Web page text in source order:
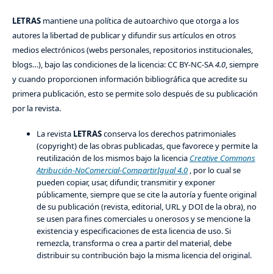
LETRASmantiene una política de autoarchivo que otorga a los
autores la libertad de publicar y difundir sus artículos en otros
medios electrónicos (webs personales, repositorios institucionales,
blogs…), bajo las condiciones de la licencia: CC BY-NC-SA4.0, siempre
y cuando proporcionen información bibliográfica que acredite su
primera publicación, esto se permite solo después de su publicación
por la revista.
La revista LETRASconserva los derechos patrimoniales
(copyright) de las obras publicadas, que favorece y permite la
reutilización de los mismos bajo la licencia Creative Commons
Atribución-NoComercial-CompartirIgual 4.0, por lo cual se
pueden copiar, usar, difundir, transmitir y exponer
públicamente, siempre que se cite la autoría y fuente original
de su publicación (revista, editorial, URL y DOI de la obra), no
se usen para fines comerciales u onerosos y se mencione la
existencia y especificaciones de esta licencia de uso. Si
remezcla, transforma o crea a partir del material, debe
distribuir su contribución bajo la misma licencia del original.